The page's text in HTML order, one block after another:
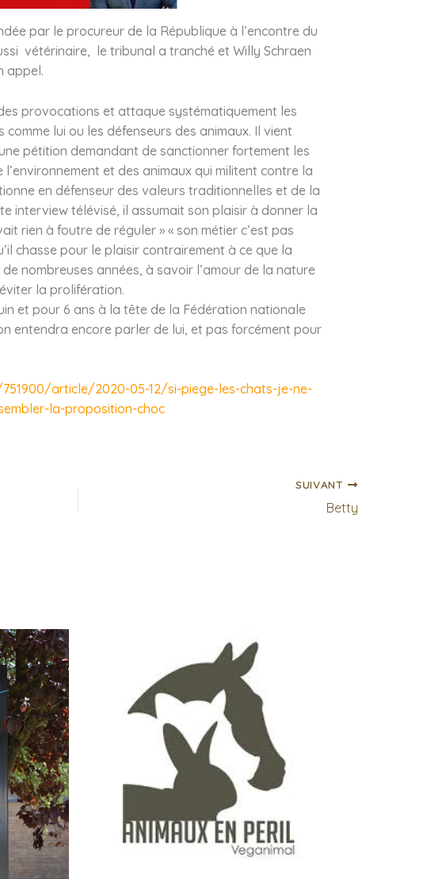
par le procureur de la République à l’encontre du
vétérinaire, le tribunal a tranché et Willy Schraen
appel.
provocations et attaque systématiquement les
lui ou les défenseurs des animaux. Il vient
pétition demandant de sanctionner fortement les
et des animaux qui militent contre la
en défenseur des valeurs traditionnelles et de la
interview télévisé, il assumait son plaisir à donner la
rien à foutre de réguler » « son métier c’est pas
chasse pour le plaisir contrairement à ce que la
nombreuses années, à savoir l’amour de la nature
la prolifération.
et pour 6 ans à la tête de la Fédération nationale
entendra encore parler de lui, et pas forcément pour
article/2020-05-12/si-piege-les-chats-je-ne-
la-proposition-choc
SUIVANT
Betty